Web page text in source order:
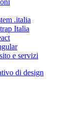
.italia
Italia
e servizi
di design